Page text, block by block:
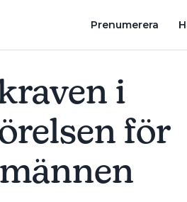
Prenumerera
i
för
LÄTTARE FÅ DISPENS